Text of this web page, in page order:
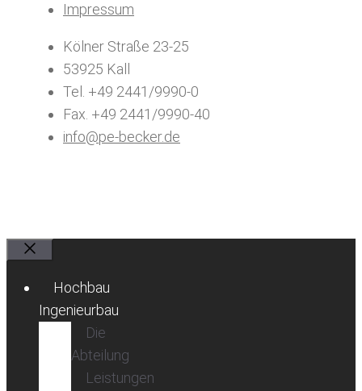
Impressum
Kölner Straße 23-25
53925 Kall
Tel. +49 2441/9990-0
Fax. +49 2441/9990-40
info@pe-becker.de
Hochbau
Ingenieurbau
Die
Abteilung
Leistungen